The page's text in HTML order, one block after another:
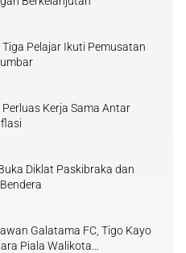
Pelajar Ikuti Pemusatan
Kerja Sama Antar
Diklat Paskibraka dan
Galatama FC, Tigo Kayo
Piala Walikota